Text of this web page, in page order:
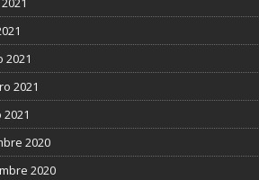
2021
2021
2020
2020